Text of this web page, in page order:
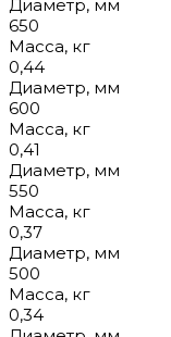
Диаметр, мм
650
Масса, кг
0,44
Диаметр, мм
600
Масса, кг
0,41
Диаметр, мм
550
Масса, кг
0,37
Диаметр, мм
500
Масса, кг
0,34